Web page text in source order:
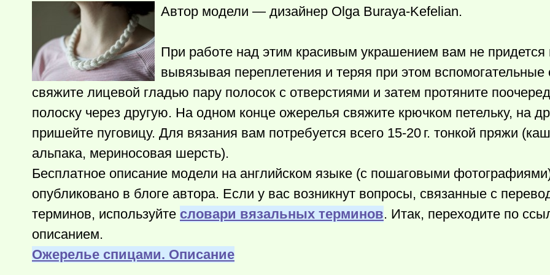
Автор модели — дизайнер Olga Buraya-Kefelian.
При работе над этим красивым украшением вам не придется
вывязывая переплетения и теряя при этом
свяжите лицевой гладью пару полосок с отверстиями и затем протяните
полоску через другую. На одном конце ожерелья свяжите крючком петельку, на
пришейте пуговицу. Для вязания вам потребуется всего 15-20 г. тонкой пряжи
альпака, мериносовая шерсть).
Бесплатное описание модели на английском языке (с пошаговыми
опубликовано в блоге автора. Если у вас возникнут вопросы, связанные с
терминов, используйте словари вязальных терминов. Итак, переходите по
описанием.
Ожерелье спицами. Описание